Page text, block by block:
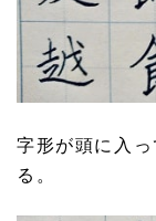
字形が頭に入
る。